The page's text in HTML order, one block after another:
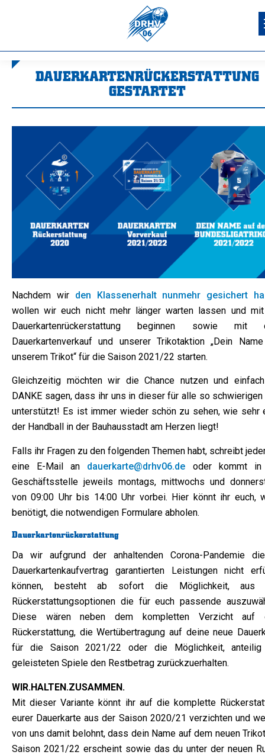
DAUERKARTENRÜCKERSTATTUNG
GESTARTET
Nachdem wir den Klassenerhalt nunmehr gesichert
wollen wir euch nicht mehr länger warten lassen und
Dauerkartenrückerstattung beginnen sowie mit
Dauerkartenverkauf und unserer Trikotaktion „Dein
unserem Trikot“ für die Saison 2021/22 starten.
Gleichzeitig möchten wir die Chance nutzen und
DANKE sagen, dass ihr uns in dieser für alle so
unterstützt! Es ist immer wieder schön zu sehen, wie sehr
der Handball in der Bauhausstadt am Herzen liegt!
Falls ihr Fragen zu den folgenden Themen habt, schreibt
eine E-Mail an dauerkarte@drhv06.de oder kommt in
Geschäftsstelle jeweils montags, mittwochs und
von 09:00 Uhr bis 14:00 Uhr vorbei. Hier könnt ihr euch,
benötigt, die notwendigen Formulare abholen.
Dauerkartenrückerstattung
Da wir aufgrund der anhaltenden Corona-Pandemie
Dauerkartenkaufvertrag garantierten Leistungen nicht
können, besteht ab sofort die Möglichkeit, aus
Rückerstattungsoptionen die für euch passende
Diese wären neben dem kompletten Verzicht auf
Rückerstattung, die Wertübertragung auf deine neue
für die Saison 2021/22 oder die Möglichkeit,
geleisteten Spiele den Restbetrag zurückzuerhalten.
WIR.HALTEN.ZUSAMMEN.
Mit dieser Variante könnt ihr auf die komplette
eurer Dauerkarte aus der Saison 2020/21 verzichten und
von uns damit belohnt, dass dein Name auf dem neuen
Saison 2021/22 erscheint sowie das du unter der neuen